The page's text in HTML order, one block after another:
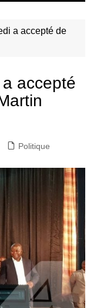
a accepté de
accepté
Politique